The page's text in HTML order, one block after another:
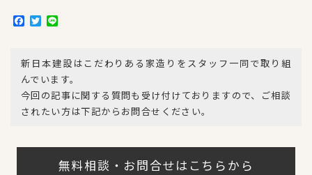
F
a
b
o
o
k
T
w
t
e
r
新日本建設はこだわりある家造りをスタッフ一同で取り組
んでいます。
今回の記事に関する質問も受け付けておりますので、ご相談
されたい方は下記からお問合せください。
無料相談・お問合せはこちらから